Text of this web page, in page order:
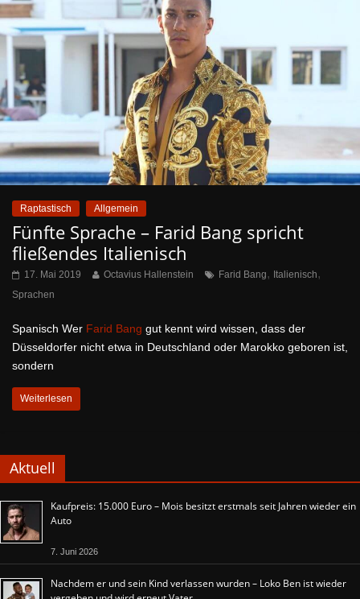
Raptastisch Allgemein
Fünfte Sprache – Farid Bang spricht
fließendes Italienisch
17. Mai 2019 Octavius Hallenstein Farid Bang, Italienisch,
Sprachen
Spanisch Wer Farid Bang gut kennt wird wissen, dass der
Düsseldorfer nicht etwa in Deutschland oder Marokko geboren ist,
sondern
Weiterlesen
Aktuell
Kaufpreis: 15.000 Euro – Mois besitzt erstmals seit Jahren wieder ein
Auto
7. Juni 2026
Nachdem er und sein Kind verlassen wurden – Loko Ben ist wieder